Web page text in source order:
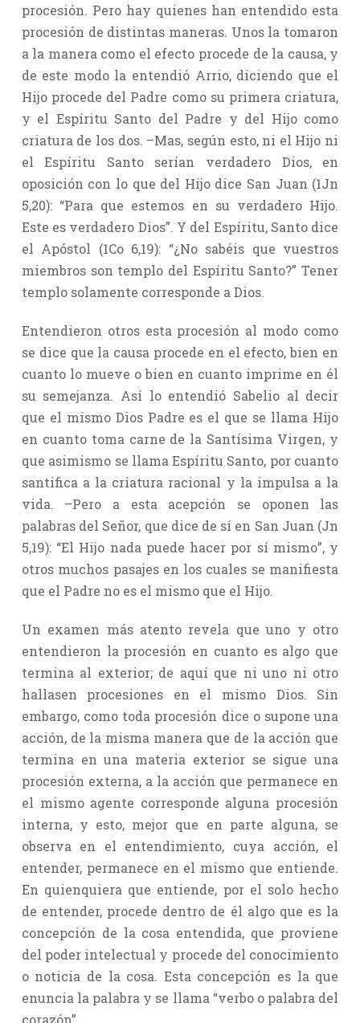
procesión. Pero hay quienes han entendido esta
procesión de distintas maneras. Unos la tomaron
a la manera como el efecto procede de la causa, y
de este modo la entendió Arrio, diciendo que el
Hijo procede del Padre como su primera criatura,
y el Espíritu Santo del Padre y del Hijo como
criatura de los dos. –Mas, según esto, ni el Hijo ni
el Espíritu Santo serían verdadero Dios, en
oposición con lo que del Hijo dice San Juan (1Jn
5,20): “Para que estemos en su verdadero Hijo.
Este es verdadero Dios”. Y del Espíritu, Santo dice
el Apóstol (1Co 6,19): “¿No sabéis que vuestros
miembros son templo del Espíritu Santo?” Tener
templo solamente corresponde a Dios.
Entendieron otros esta procesión al modo como
se dice que la causa procede en el efecto, bien en
cuanto lo mueve o bien en cuanto imprime en él
su semejanza. Así lo entendió Sabelio al decir
que el mismo Dios Padre es el que se llama Hijo
en cuanto toma carne de la Santísima Virgen, y
que asimismo se llama Espíritu Santo, por cuanto
santifica a la criatura racional y la impulsa a la
vida. –Pero a esta acepción se oponen las
palabras del Señor, que dice de sí en San Juan (Jn
5,19): “El Hijo nada puede hacer por sí mismo”, y
otros muchos pasajes en los cuales se manifiesta
que el Padre no es el mismo que el Hijo.
Un examen más atento revela que uno y otro
entendieron la procesión en cuanto es algo que
termina al exterior; de aquí que ni uno ni otro
hallasen procesiones en el mismo Dios. Sin
embargo, como toda procesión dice o supone una
acción, de la misma manera que de la acción que
termina en una materia exterior se sigue una
procesión externa, a la acción que permanece en
el mismo agente corresponde alguna procesión
interna, y esto, mejor que en parte alguna, se
observa en el entendimiento, cuya acción, el
entender, permanece en el mismo que entiende.
En quienquiera que entiende, por el solo hecho
de entender, procede dentro de él algo que es la
concepción de la cosa entendida, que proviene
del poder intelectual y procede del conocimiento
o noticia de la cosa. Esta concepción es la que
enuncia la palabra y se llama “verbo o palabra del
corazón”.